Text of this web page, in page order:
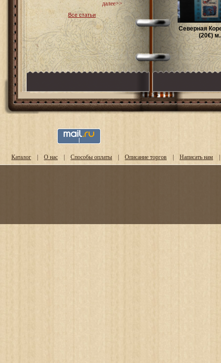
далее>>
Все статьи
Северная
(20€)
Каталог | О нас | Способы оплаты | Описание торгов | Написать нам |